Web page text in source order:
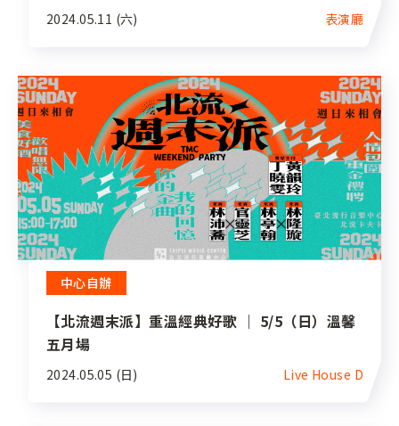
2024.05.11 (六) 表演廳
中心自辦
【北流週末派】重溫經典好歌 ｜ 5/5（日）溫馨
五月場
2024.05.05 (日) Live House D